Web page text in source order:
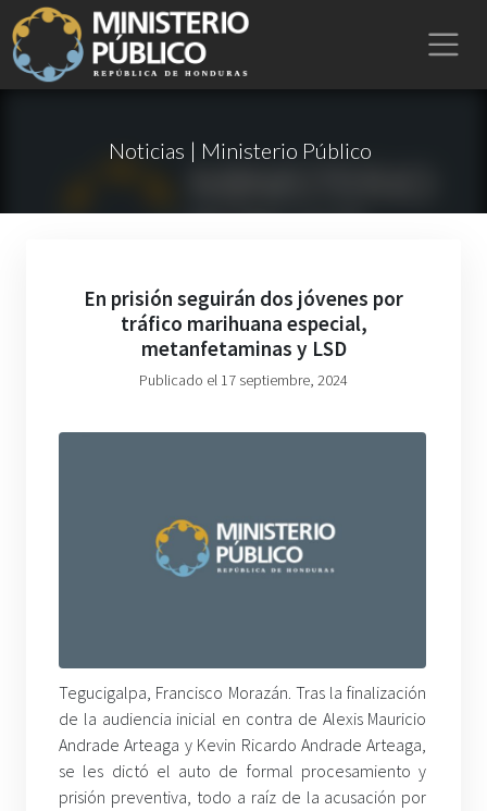
Noticias | Ministerio Público
En prisión seguirán dos jóvenes por
tráfico marihuana especial,
metanfetaminas y LSD
Publicado el 17 septiembre, 2024
Tegucigalpa, Francisco Morazán. Tras la finalización
de la audiencia inicial en contra de Alexis Mauricio
Andrade Arteaga y Kevin Ricardo Andrade Arteaga,
se les dictó el auto de formal procesamiento y
prisión preventiva, todo a raíz de la acusación por